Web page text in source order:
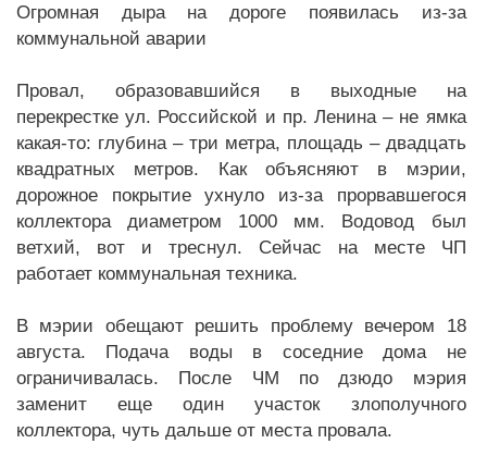
Огромная дыра на дороге появилась из-за
коммунальной аварии
Провал, образовавшийся в выходные на
перекрестке ул. Российской и пр. Ленина – не ямка
какая-то: глубина – три метра, площадь – двадцать
квадратных метров. Как объясняют в мэрии,
дорожное покрытие ухнуло из-за прорвавшегося
коллектора диаметром 1000 мм. Водовод был
ветхий, вот и треснул. Сейчас на месте ЧП
работает коммунальная техника.
В мэрии обещают решить проблему вечером 18
августа. Подача воды в соседние дома не
ограничивалась. После ЧМ по дзюдо мэрия
заменит еще один участок злополучного
коллектора, чуть дальше от места провала.